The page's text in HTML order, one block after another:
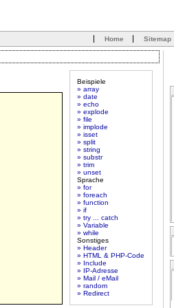
Home Sitemap
Beispiele
» array
» date
» echo
» explode
» file
» implode
» isset
» split
» string
» substr
» trim
» unset
Sprache
» for
» foreach
» function
» if
» try ... catch
» Variable
» while
Sonstiges
» Header
» HTML & PHP-Code
» Include
» IP-Adresse
» Mail / eMail
» random
» Redirect